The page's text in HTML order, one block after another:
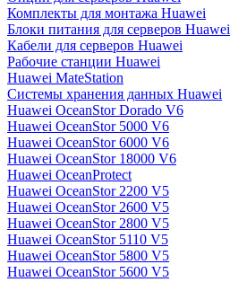
Комплекты для монтажа Huawei
Блоки питания для серверов Huawei
Кабели для серверов Huawei
Рабочие станции Huawei
Huawei MateStation
Системы хранения данных Huawei
Huawei OceanStor Dorado V6
Huawei OceanStor 5000 V6
Huawei OceanStor 6000 V6
Huawei OceanStor 18000 V6
Huawei OceanProtect
Huawei OceanStor 2200 V5
Huawei OceanStor 2600 V5
Huawei OceanStor 2800 V5
Huawei OceanStor 5110 V5
Huawei OceanStor 5800 V5
Huawei OceanStor 5600 V5